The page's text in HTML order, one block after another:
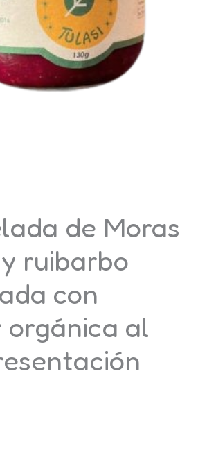
de Moras
ruibarbo
con
orgánica al